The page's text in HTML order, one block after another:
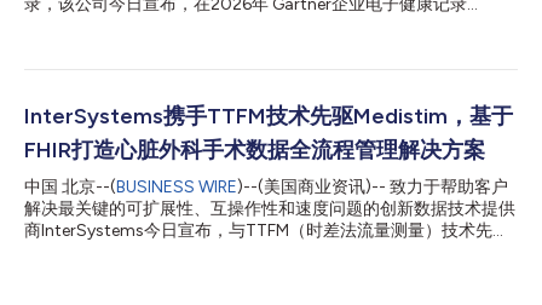
可用。此外，在标准核心功能的基础上，支持以模块化的方式进行
竞争对手的相对地位。 通过采用图表化呈现方式和统一的评估标
其既定愿景，以及其表现与高德纳（Gartner）的市场展望相比如
何。 “医疗保健机构在面临现代化转型压力的同时，仍需每天持续
提供安全、可靠的医疗服务，”InterSystems总裁唐·伍德洛克表
示。 “我们解决方案的优势一直在于将久经考验的全球规模、深度
互操作性以及企业级AI能力相结合，帮助临床医生和医疗机构按照
自己的节奏实现现代化转型，同时继续为患者提供世界一流的医疗
服务。” InterSystems 凭借其电子健康记录（EHR）近期获得的欧
InterSystems携手TTFM技术先驱Medistim，基于
FHIR打造心脏外科手术数据全流程管理解决方案
中国 北京--(BUSINESS WIRE)--(美国商业资讯)-- 致力于帮助客户
解决最关键的可扩展性、互操作性和速度问题的创新数据技术提供
商InterSystems今日宣布，与TTFM（时差法流量测量）技术先驱